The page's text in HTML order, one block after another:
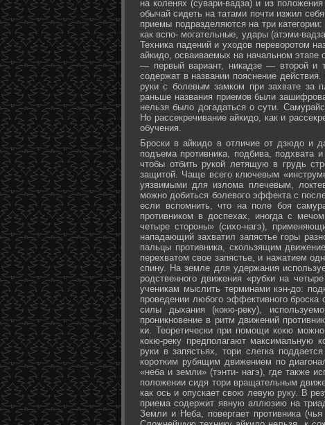
на коленях (сувари-вадза) и из
обычай сидеть на татами почти изжил
приемы подразделяются на три
как вспо- могательные, удары (атэми-
Техника падений и уходов переворотом
айкидо, осваиваемых на начальном этапе
— первый вариант, никадзе — второй и
содержат в названии пояснение
руки с болевым замком при захвате за
раньше названия приемов были
нельзя было догадаться о сути.
Но рассекречивание айкидо, как и
обучения.
Броски в айкидо в отличие от дзюдо и
подъема противника, подбива,
чтобы отбить рукой летящую в грудь
защитой. Чаще всего ключевым
уязвимыми для излома плечевым,
можно добиться болевого эффекта с
если вспомнить, что на поле боя
противником в доспехах, иногда с
четыре стороны» (сихо-нагэ),
нападающий захватил запястье горы
пальцы противника, скользящим
перехватом свое запястье, и нажатием
спину. На земле для удержания
родственного движения «рубки на
ученикам мыслить терминами кэн-до:
проведении любого эффективного
силы дыхания (кокю-реку),
проникновение в ритм движений
ки. Теоретически при помощи кокю
кокю-реку предполагают максимальную
руки в запястьях, тори слегка
коротким рубящим движением по
«неба и земли» (тэнти- нагэ), где также
положении сидя тори вращательным
как ось и опускает свою левую руку. В
приема содержит явную аллюзию на
Земли и Неба, повергает противника